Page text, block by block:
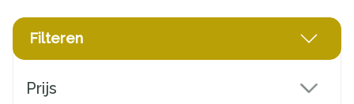
Filteren
Prijs